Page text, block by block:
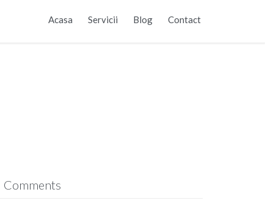
Acasa Servicii Blog Contact
Comments